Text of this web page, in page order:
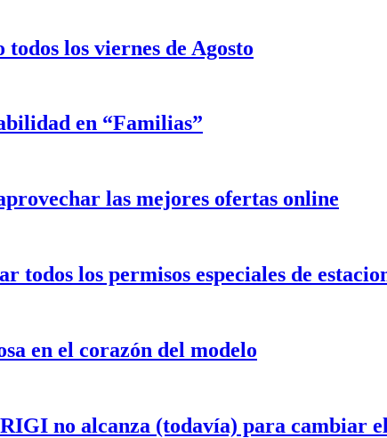
todos los viernes de Agosto
en “Familias”
las mejores ofertas online
los permisos especiales de
en el corazón del modelo
no alcanza (todavía) para cambiar